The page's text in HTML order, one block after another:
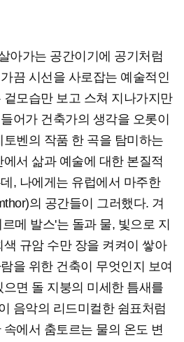
아가는 공간이기에 공기처럼
끔 시선을 사로잡는 예술적인
모습만 보고 스쳐 지나가지만
어가 건축가의 생각을 오롯이
벤의 작품 한 곡을 탐미하는
서 삶과 예술에 대한 본질적
, 나에게는 유럽에서 마주한
의 공간들이 그러했다. 겨
메 발스'는 돌과 물, 빛으로 지
규암 수만 장을 켜켜이 쌓아
을 위한 건축이 무엇인지 보여
면 돌 지붕의 미세한 틈새를
음악의 리드미컬한 쉼표처럼
에서 춤토르는 물의 온도 변